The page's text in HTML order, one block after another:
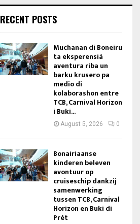
RECENT POSTS
Muchanan di Boneiru
ta eksperensiá
aventura riba un
barku krusero pa
medio di
kolaborashon entre
TCB, Carnival Horizon
i Buki...
August 5, 2026 0
Bonairiaanse
kinderen beleven
avontuur op
cruiseschip dankzij
samenwerking
tussen TCB, Carnival
Horizon en Buki di
Prèt